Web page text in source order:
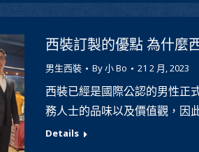
西裝訂製的優點 為什麼
男生西裝 By小 Bo 21 2 月, 2023
西裝已經是國際公認的男性正
務人士的品味以及價值觀，因
Details